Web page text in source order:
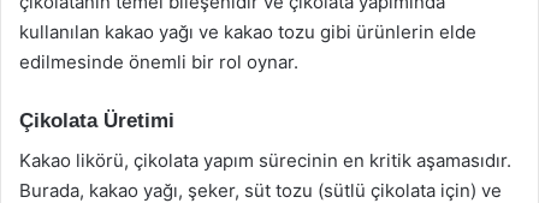
kullanılan kakao yağı ve kakao tozu gibi ürünlerin elde
edilmesinde önemli bir rol oynar.
Çikolata Üretimi
Kakao likörü, çikolata yapım sürecinin en kritik aşamasıdır.
Burada, kakao yağı, şeker, süt tozu (sütlü çikolata için) ve